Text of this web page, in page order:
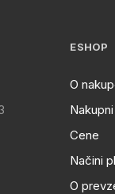
ESHOP
O
Cene
Načini
O